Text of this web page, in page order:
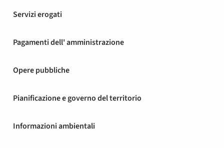
Servizi erogati
Pagamenti dell' amministrazione
Opere pubbliche
Pianificazione e governo del territorio
Informazioni ambientali